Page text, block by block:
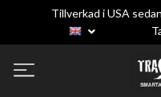
Tillverkad i USA